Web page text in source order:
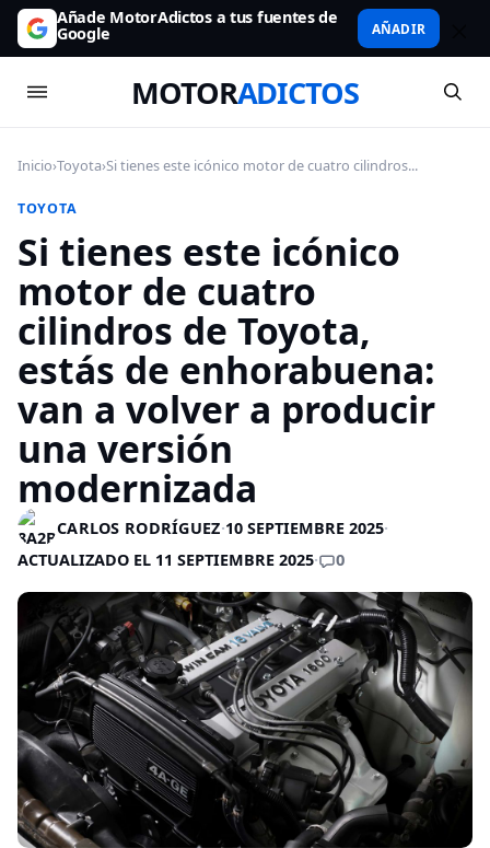
Añade MotorAdictos a tus fuentes de
Google AÑADIR
MOTORADICTOS
Inicio›Toyota›Si tienes este icónico motor de cuatro cilindros...
TOYOTA
Si tienes este icónico
motor de cuatro
cilindros de Toyota,
estás de enhorabuena:
van a volver a producir
una versión
modernizada
CARLOS RODRÍGUEZ·10 SEPTIEMBRE 2025·
ACTUALIZADO EL 11 SEPTIEMBRE 2025· 0